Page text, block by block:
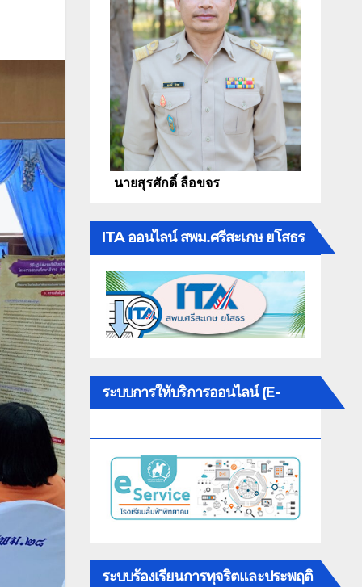
นายสุรศักดิ์ ลือขจร
ITA ออนไลน์ สพม.ศรีสะเกษ ยโสธร
ระบบการให้บริการออนไลน์ (E-
ระบบร้องเรียนการทุจริตและประพฤติ